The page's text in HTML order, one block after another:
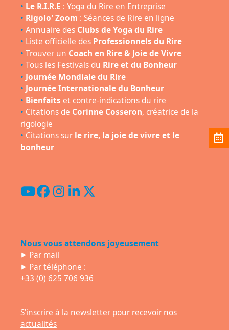
• Le R.I.R.E : Yoga du Rire en Entreprise
• Rigolo' Zoom : Séances de Rire en ligne
• Annuaire des Clubs de Yoga du Rire
• Liste officielle des Professionnels du Rire
• Trouver un Coach en Rire & Joie de Vivre
• Tous les Festivals du Rire et du Bonheur
• Journée Mondiale du Rire
• Journée Internationale du Bonheur
• Bienfaits et contre-indications du rire
• Citations de Corinne Cosseron, créatrice de la
rigologie
• Citations sur le rire, la joie de vivre et le
bonheur
YouTube
Facebook
Instagram
LinkedIn
Twitter
Nous vous attendons joyeusement
⯈ Par mail
⯈ Par téléphone :
+33 (0) 625 706 936
S'inscrire à la newsletter pour recevoir nos
actualités